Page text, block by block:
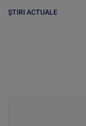
ȘTIRI ACTUALE